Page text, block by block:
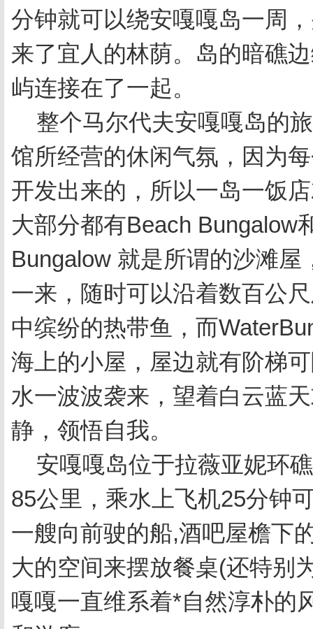
分钟就可以绕安嘎嘎岛一周
来了宜人的林荫。岛的暗礁
屿连接在了一起。
整个马尔代夫安嘎嘎岛的
馆所经营的休闲气氛，因为
开发出来的，所以一岛一饭
大部分都有Beach Bungalow
Bungalow 就是所谓的沙滩
一来，随时可以沿着数百公
中缤纷的热带鱼，而
海上的小屋，屋边就有阶梯
水一波波袭来，望着白云蓝
静，领悟自我。
安嘎嘎岛位于拉薇亚妮环
85公里，乘水上飞机25分钟
一艘向前驶的船,酒吧屋檐下
大的空间来摆放餐桌(还特别
嘎嘎一直维系着*自然淳朴的